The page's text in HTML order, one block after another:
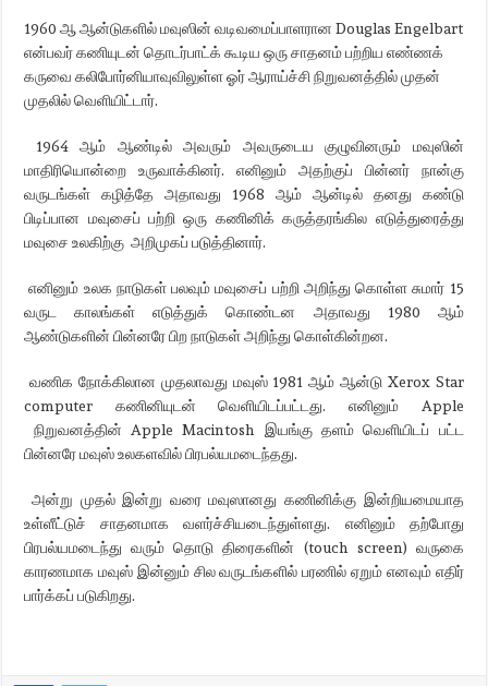
1960 ஆ ஆன்டுகளில் மவுஸின் வடிவமைப்பாளரான Douglas Engelbart
என்பவர் கணியுடன் தொடர்பாட்க் கூடிய ஒரு சாதனம் பற்றிய எண்ணக்
கருவை கலிபோர்னியாவுவிலுள்ள ஓர் ஆராய்ச்சி நிறுவனத்தில் முதன்
முதலில் வெளியிட்டார்.
1964 ஆம் ஆண்டில் அவரும் அவருடைய குழுவினரும் மவுஸின்
மாதிரியொன்றை உருவாக்கினர். எனினும் அதற்குப் பின்னர் நான்கு
வருடங்கள் கழித்தே அதாவது 1968 ஆம் ஆன்டில் தனது கண்டு
பிடிப்பான மவுசைப் பற்றி ஒரு கணினிக் கருத்தரங்கில எடுத்துரைத்து
மவுசை உலகிற்கு அறிமுகப் படுத்தினார்.
எனினும் உலக நாடுகள் பலவும் மவுசைப் பற்றி அறிந்து கொள்ள சுமார் 15
வருட காலங்கள் எடுத்துக் கொண்டன அதாவது 1980 ஆம்
ஆண்டுகளின் பின்னரே பிற நாடுகள் அறிந்து கொள்கின்றன.
வணிக நோக்கிலான முதலாவது மவுஸ் 1981 ஆம் ஆன்டு Xerox Star
computer கணினியுடன் வெளியிடப்பட்டது. எனினும் Apple
நிறுவனத்தின் Apple Macintosh இயங்கு தளம் வெளியிடப் பட்ட
பின்னரே மவுஸ் உலகளவில் பிரபல்யமடைந்தது.
அன்று முதல் இன்று வரை மவுஸானது கணினிக்கு இன்றியமையாத
உள்ளீட்டுச் சாதனமாக வளர்ச்சியடைந்துள்ளது. எனினும் தற்போது
பிரபல்யமடைந்து வரும் தொடு திரைகளின் (touch screen) வருகை
காரணமாக மவுஸ் இன்னும் சில வருடங்களில் பரணில் ஏறும் எனவும் எதிர்
பார்க்கப் படுகிறது.